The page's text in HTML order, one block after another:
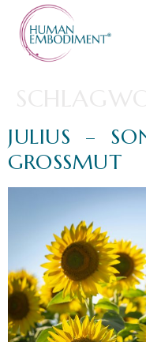
JULIUS –
GROSSMUT